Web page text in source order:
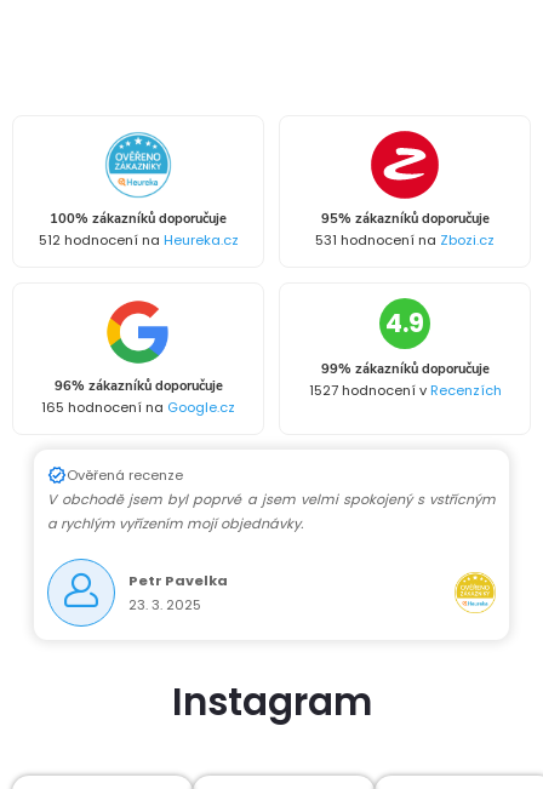
100% zákazníků doporučuje
512 hodnocení na Heureka.cz
95% zákazníků doporučuje
531 hodnocení na Zbozi.cz
96% zákazníků doporučuje
165 hodnocení na Google.cz
4.9
99% zákazníků doporučuje
1527 hodnocení vRecenzích
Ověřená recenze
V obchodě jsem byl poprvé a jsem velmi spokojený s vstřícným
a rychlým vyřízením mojí objednávky.
Petr Pavelka
23. 3. 2025
Instagram